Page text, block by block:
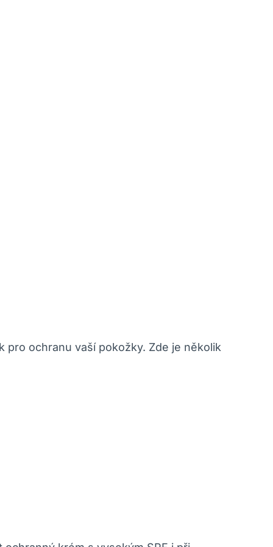
ochranu vaší pokožky. Zde je několik